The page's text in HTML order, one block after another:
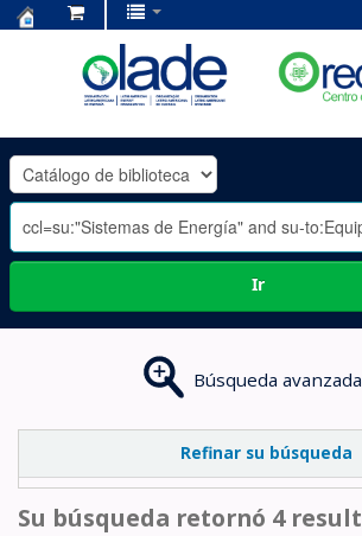
OLADE
-
Ir
Búsqueda avanzada
Refinar su búsqueda
Su búsqueda retornó 4